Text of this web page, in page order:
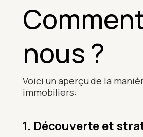
nous ?
Voici un aperçu de la
immobiliers:
1. Découverte et